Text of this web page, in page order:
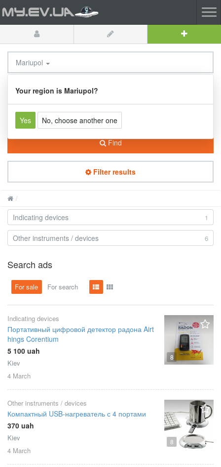
Mariupol
Your region is Mariupol?
Yes No, choose another one
Tools / Devices
Find
Filter results
1
Indicating devices
6
Other instruments / devices
Search ads
For sale For search
8
Indicating devices
Портативный цифровой детектор радона Airt
hings Corentium
5 100 uah
Kiev
4 March
8
Other instruments / devices
Компактный USB-нагреватель с 4 портами
370 uah
Kiev
4 March